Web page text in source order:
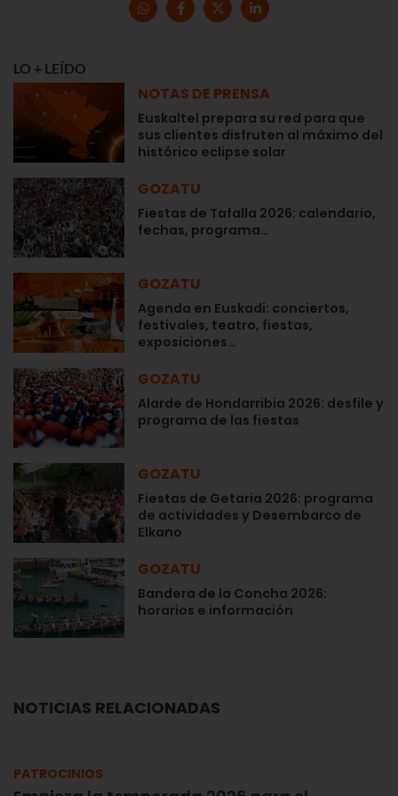
LO + LEÍDO
NOTAS DE PRENSA
Euskaltel prepara su red para que
sus clientes disfruten al máximo del
histórico eclipse solar
GOZATU
Fiestas de Tafalla 2026: calendario,
fechas, programa…
GOZATU
Agenda en Euskadi: conciertos,
festivales, teatro, fiestas,
exposiciones…
GOZATU
Alarde de Hondarribia 2026: desfile y
programa de las fiestas
GOZATU
Fiestas de Getaria 2026: programa
de actividades y Desembarco de
Elkano
GOZATU
Bandera de la Concha 2026:
horarios e información
NOTICIAS RELACIONADAS
PATROCINIOS